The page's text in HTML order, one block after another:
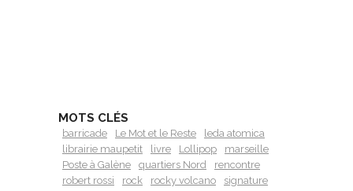
MOTS CLÉS
barricade Le Mot et le Reste
leda atomica
librairie maupetit
livre Lollipop
marseille
Poste à Galène
quartiers Nord
rencontre
robert rossi
rock rocky volcano signature